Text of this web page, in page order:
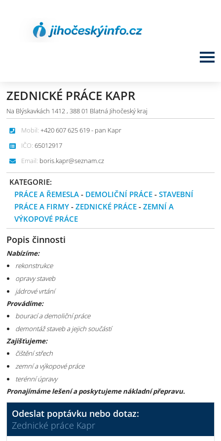
ZEDNICKÉ PRÁCE KAPR
Na Blýskavkách 1412 , 388 01 Blatná Jihočeský kraj
Mobil: +420 607 625 619 - pan Kapr
IČO: 65012917
Email: boris.kapr@seznam.cz
KATEGORIE:
PRÁCE A ŘEMESLA - DEMOLIČNÍ PRÁCE -STAVEBNÍ
PRÁCE A FIRMY -ZEDNICKÉ PRÁCE -ZEMNÍ A
VÝKOPOVÉ PRÁCE
Popis činnosti
Nabízíme:
rekonstrukce
opravy staveb
jádrové vrtání
Provádíme:
bourací a demoliční práce
demontáž staveb a jejich součástí
Zajišťujeme:
čištění střech
zemní a výkopové práce
terénní úpravy
Pronajímáme lešení a poskytujeme nákladní přepravu.
Odeslat poptávku nebo dotaz:
Zednické práce Kapr